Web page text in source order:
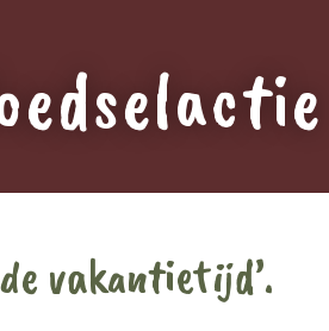
vakantietijd’.